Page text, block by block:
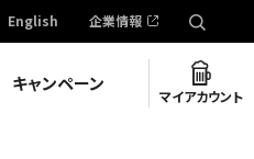
English 企業情報
キャンペーン
マイアカウント